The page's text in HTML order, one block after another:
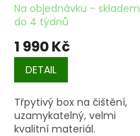
Na objednávku - skladem
do 4 týdnů
1 990 Kč
DETAIL
Třpytivý box na čištění,
uzamykatelný, velmi
kvalitní materiál.